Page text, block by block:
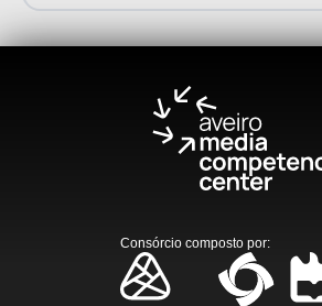
Consórcio composto por: